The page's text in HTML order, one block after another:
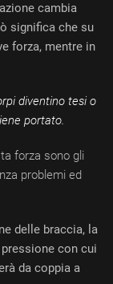
cambia
significa che su
forza, mentre in
diventino tesi o
portato.
forza sono gli
problemi ed
delle braccia, la
con cui
da coppia a